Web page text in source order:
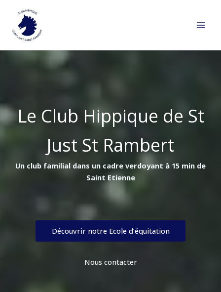
contenu
Le Club Hippique de St
Just St Rambert
Un club familial dans un cadre verdoyant à 15 min de
Saint Etienne
Découvrir notre Ecole d’équitation
Nous contacter